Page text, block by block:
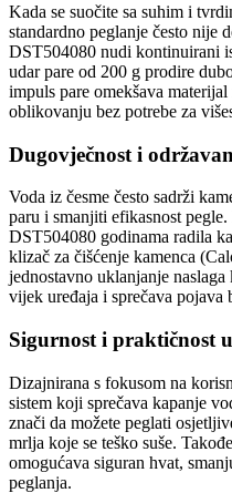
Kada se suočite sa suhim i
standardno peglanje često nije
DST504080 nudi kontinuirani
udar pare od 200 g prodire
impuls pare omekšava
oblikovanju bez potrebe za
Dugovječnost i
Voda iz česme često sadrži
paru i smanjiti efikasnost
DST504080 godinama radila
klizač za čišćenje kamenca
jednostavno uklanjanje
vijek uređaja i sprečava
Sigurnost i praktičnost
Dizajnirana s fokusom na
sistem koji sprečava kapanje
znači da možete peglati
mrlja koje se teško suše.
omogućava siguran hvat,
peglanja.